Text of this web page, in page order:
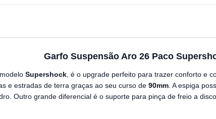
Garfo Suspensão Aro 26 Paco
Supershock , é o upgrade perfeito para trazer conforto e
e estradas de terra graças ao seu curso de 90mm . A espiga
Outro grande diferencial é o suporte para pinça de freio a